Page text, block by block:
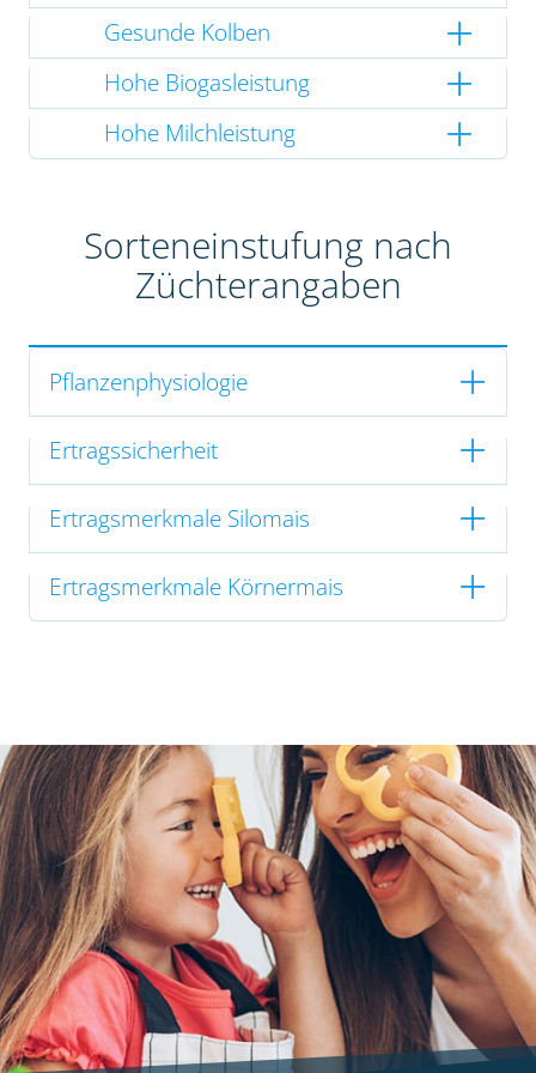
Gesunde Kolben
Hohe Biogasleistung
Hohe Milchleistung
Sorteneinstufung nach
Züchterangaben
Pflanzenphysiologie
Ertragssicherheit
Ertragsmerkmale Silomais
Ertragsmerkmale Körnermais